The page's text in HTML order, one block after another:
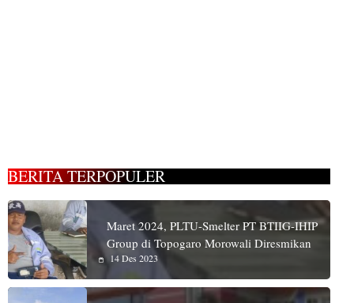
BERITA TERPOPULER
Maret 2024, PLTU-Smelter PT BTIIG-IHIP
Group di Topogaro Morowali Diresmikan
14 Des 2023